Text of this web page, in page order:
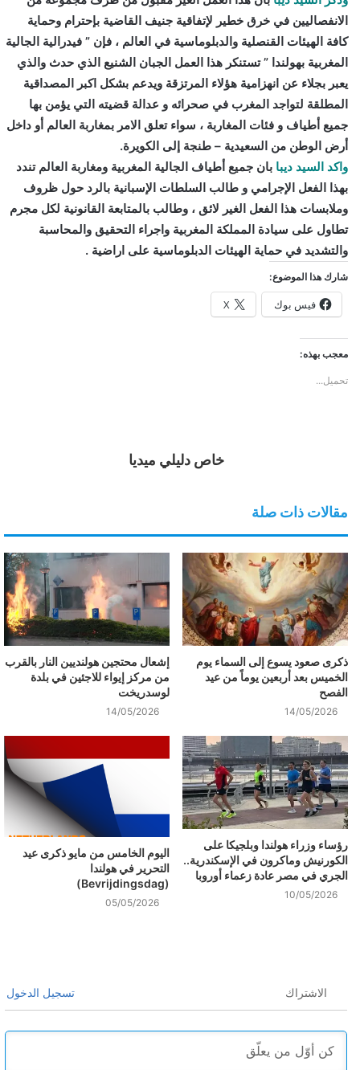
الانفصاليين في خرق خطير لإتفاقية جنيف القاضية بإحترام وحماية
كافة الهيئات القنصلية والدبلوماسية في العالم ، فإن ” فيدرالية الجالية
المغربية بهولندا ” تستنكر هذا العمل الجبان الشنيع الذي حدث والذي
يعبر بجلاء عن انهزامية هؤلاء المرتزقة ويدعم بشكل اكبر المصداقية
المطلقة لتواجد المغرب في صحرائه و عدالة قضيته التي يؤمن بها
جميع أطياف و فئات المغاربة ، سواء تعلق الامر بمغاربة العالم أو داخل
أرض الوطن من السعيدية – طنجة إلى الكويرة.
واكد السيد ديبا بان جميع أطياف الجالية المغربية ومغاربة العالم تندد
بهذا الفعل الإجرامي و طالب السلطات الإسبانية بالرد حول ظروف
وملابسات هذا الفعل الغير لائق ، وطالب بالمتابعة القانونية لكل مجرم
تطاول على سيادة المملكة المغربية واجراء التحقيق والمحاسبة
والتشديد في حماية الهيئات الدبلوماسية على اراضية .
شارك هذا الموضوع:
فيس بوك X
معجب بهذه:
تحميل...
خاص دليلي ميديا
مقالات ذات صلة
ذكرى صعود يسوع إلى السماء يوم
الخميس بعد أربعين يوماً من عيد
الفصح
14/05/2026
إشعال محتجين هولنديين النار بالقرب
من مركز إيواء للاجئين في بلدة
لوسدريخت
14/05/2026
رؤساء وزراء هولندا وبلجيكا على
الكورنيش وماكرون في الإسكندرية..
الجري في مصر عادة زعماء أوروبا
10/05/2026
اليوم الخامس من مايو ذكرى عيد
التحرير في هولندا
(Bevrijdingsdag)
05/05/2026
الاشتراك تسجيل الدخول